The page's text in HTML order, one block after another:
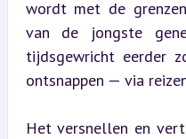
wordt met de
van de jongste
tijdsgewricht eerder
ontsnappen — via
Het versnellen en